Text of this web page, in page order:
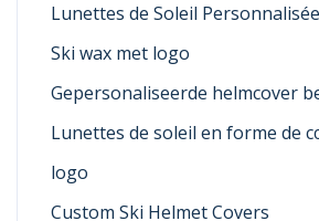
Lunettes de Soleil
Ski wax met logo
Gepersonaliseerde helmcover
Lunettes de soleil en forme de
logo
Custom Ski Helmet Covers